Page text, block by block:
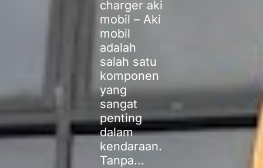
charger aki
mobil – Aki
mobil
adalah
salah satu
komponen
yang
sangat
penting
dalam
kendaraan.
Tanpa...